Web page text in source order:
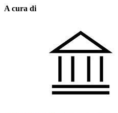
A cura di